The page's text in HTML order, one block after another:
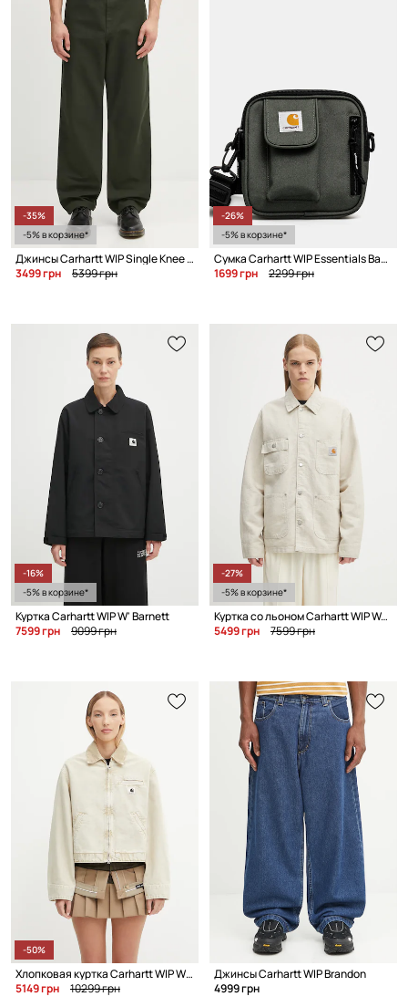
-35%
-5% в корзине*
Джинсы Carhartt WIP Single Knee Pant
3499 грн
5399 грн
-26%
-5% в корзине*
Сумка Carhartt WIP Essentials Bag, Small
1699 грн
2299 грн
-16%
-5% в корзине*
Куртка Carhartt WIP W' Barnett
7599 грн
9099 грн
-27%
-5% в корзине*
Куртка со льоном Carhartt WIP Walter Chore
5499 грн
7599 грн
-50%
Хлопковая куртка Carhartt WIP W' Emery
5149 грн
10299 грн
Джинсы Carhartt WIP Brandon
4999 грн